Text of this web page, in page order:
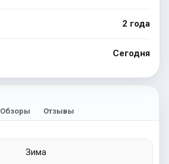
2 года
Сегодня
Обзоры Отзывы
Зима